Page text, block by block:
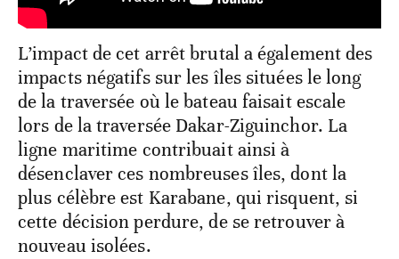
L’impact de cet arrêt brutal a également des
impacts négatifs sur les îles situées le long
de la traversée où le bateau faisait escale
lors de la traversée Dakar-Ziguinchor. La
ligne maritime contribuait ainsi à
désenclaver ces nombreuses îles, dont la
plus célèbre est Karabane, qui risquent, si
cette décision perdure, de se retrouver à
nouveau isolées.